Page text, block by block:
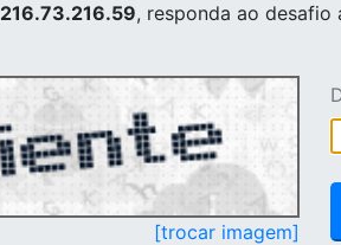
216.73.216.59, responda ao desafio
[trocar imagem]